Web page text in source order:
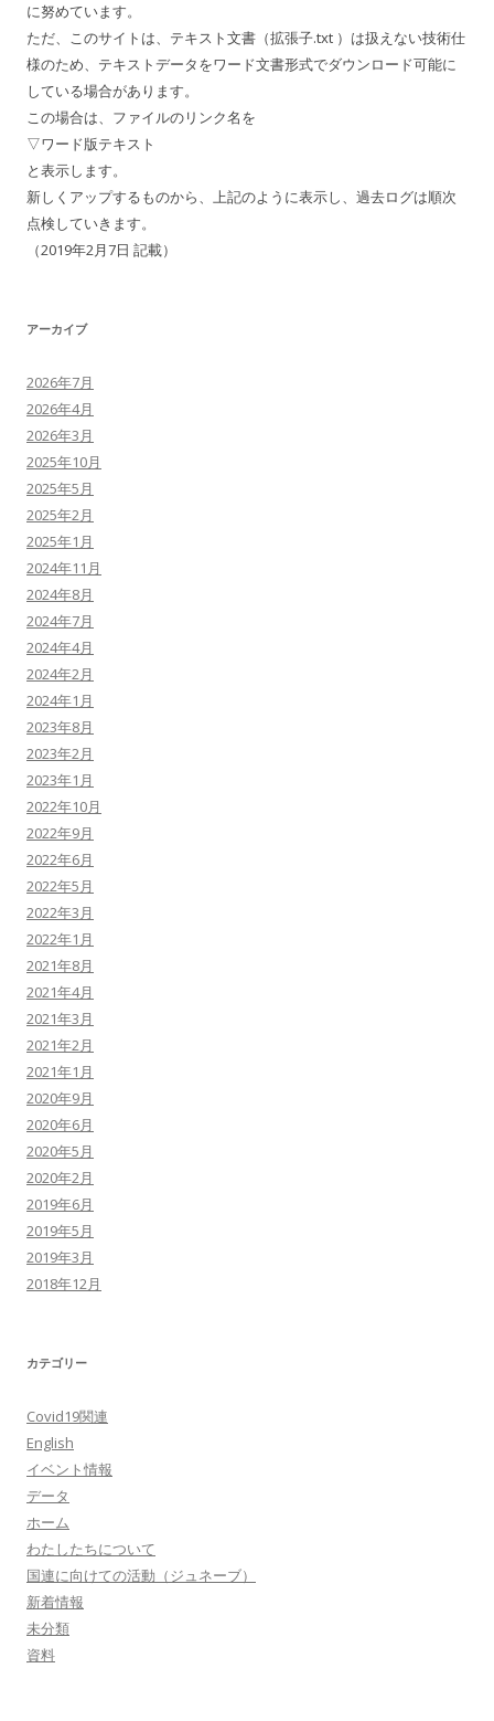
に努めています。
ただ、このサイトは、テキスト文書（拡張子.txt ）は扱えない技術仕
様のため、テキストデータをワード文書形式でダウンロード可能に
している場合があります。
この場合は、ファイルのリンク名を
▽ワード版テキスト
と表示します。
新しくアップするものから、上記のように表示し、過去ログは順次
点検していきます。
（2019年2月7日 記載）
アーカイブ
2026年7月
2026年4月
2026年3月
2025年10月
2025年5月
2025年2月
2025年1月
2024年11月
2024年8月
2024年7月
2024年4月
2024年2月
2024年1月
2023年8月
2023年2月
2023年1月
2022年10月
2022年9月
2022年6月
2022年5月
2022年3月
2022年1月
2021年8月
2021年4月
2021年3月
2021年2月
2021年1月
2020年9月
2020年6月
2020年5月
2020年2月
2019年6月
2019年5月
2019年3月
2018年12月
カテゴリー
Covid19関連
English
イベント情報
データ
ホーム
わたしたちについて
国連に向けての活動（ジュネーブ）
新着情報
未分類
資料